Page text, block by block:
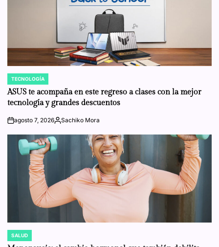
POSTED
IN
TECNOLOGÍA
ASUS te acompaña en este regreso a clases con la mejor
tecnología y grandes descuentos
onagosto 7, 2026Posted
Sachiko Mora
POSTED
IN
SALUD